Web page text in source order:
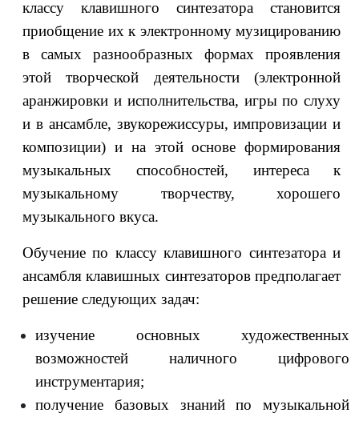
классу клавишного синтезатора становится
приобщение их к электронному музицированию
в самых разнообразных формах проявления
этой творческой деятельности (электронной
аранжировки и исполнительства, игры по слуху
и в ансамбле, звукорежиссуры, импровизации и
композиции) и на этой основе формирования
музыкальных способностей, интереса к
музыкальному творчеству, хорошего
музыкального вкуса.
Обучение по классу клавишного синтезатора и
ансамбля клавишных синтезаторов предполагает
решение следующих задач:
изучение основных художественных
возможностей наличного цифрового
инструментария;
получение базовых знаний по музыкальной